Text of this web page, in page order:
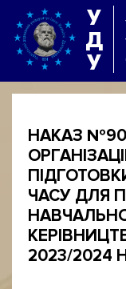
У
Д
У
НАКАЗ №90
ЧАСУ ДЛЯ
2023/2024